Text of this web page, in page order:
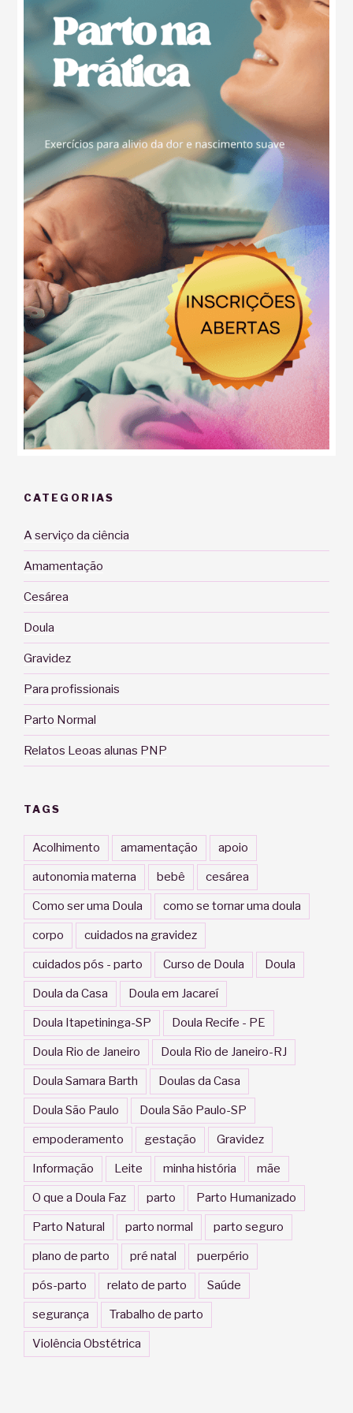
CATEGORIAS
A serviço da ciência
Amamentação
Cesárea
Doula
Gravidez
Para profissionais
Parto Normal
Relatos Leoas alunas PNP
TAGS
Acolhimento amamentação apoio
autonomia materna bebê cesárea
Como ser uma Doula como se tornar uma doula
corpo cuidados na gravidez
cuidados pós - parto Curso de Doula Doula
Doula da Casa Doula em Jacareí
Doula Itapetininga-SP Doula Recife - PE
Doula Rio de Janeiro Doula Rio de Janeiro-RJ
Doula Samara Barth Doulas da Casa
Doula São Paulo Doula São Paulo-SP
empoderamento gestação Gravidez
Informação Leite minha história mãe
O que a Doula Faz parto Parto Humanizado
Parto Natural parto normal parto seguro
plano de parto pré natal puerpério
pós-parto relato de parto Saúde
segurança Trabalho de parto
Violência Obstétrica